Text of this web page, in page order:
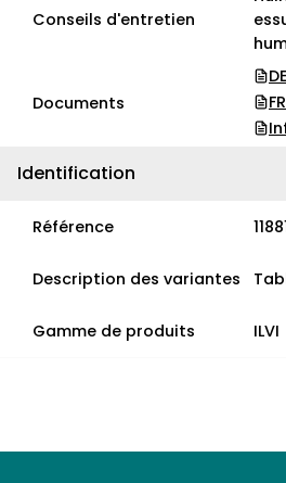
Conseils d'entretien
Documents
DE
FR
Identification
Référence
Description des variantes
Gamme de produits ILVI